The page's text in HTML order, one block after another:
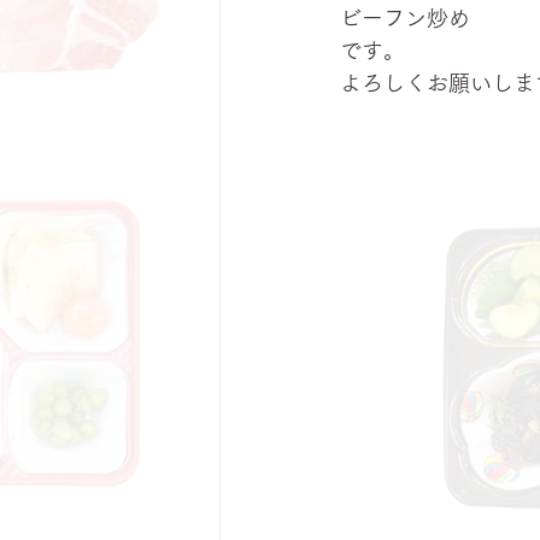
ビーフン炒め
です。
よろしくお願いし